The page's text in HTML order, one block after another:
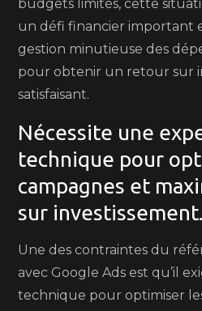
budgets limités, cette
un défi financier important
gestion minutieuse des
pour obtenir un retour sur
satisfaisant.
Nécessite une
technique pour
campagnes et
sur investissement.
Une des contraintes du
avec Google Ads est qu’il
technique pour optimiser